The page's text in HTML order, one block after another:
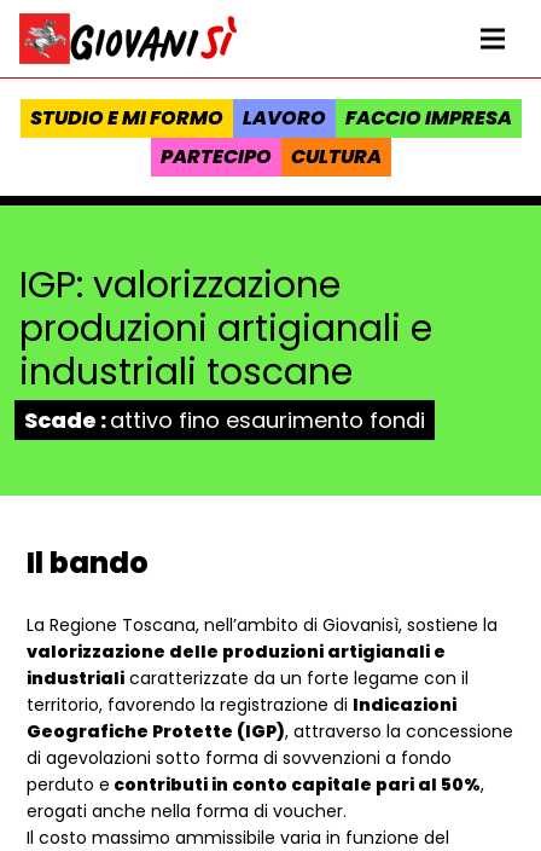
Vai al contenuto
Homepage Giovanisì - Progetto della Regione Toscana
STUDIO E MI FORMO LAVORO
FACCIO IMPRESA
PARTECIPO
CULTURA
IGP: valorizzazione
produzioni artigianali e
industriali toscane
Stato:
Scade :attivo fino esaurimento fondi
Il bando
La Regione Toscana, nell’ambito di Giovanisì,sostiene la
valorizzazione delle produzioni artigianali e
industriali caratterizzate da un forte legame con il
territorio, favorendo la registrazione di Indicazioni
Geografiche Protette (IGP), attraverso la concessione
di agevolazioni sotto forma di sovvenzioni a fondo
perduto e contributi in conto capitale pari al 50%,
erogati anche nella forma di voucher.
Il costo massimo ammissibile varia in funzione del